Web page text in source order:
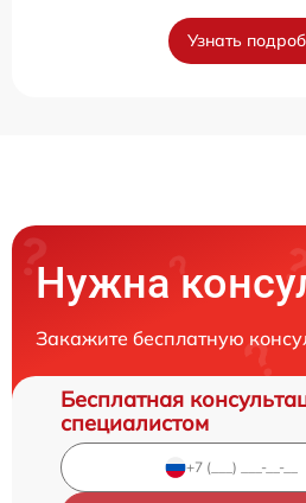
Узнать
Нужна
Закажите бесплатную
Бесплатная
специалистом